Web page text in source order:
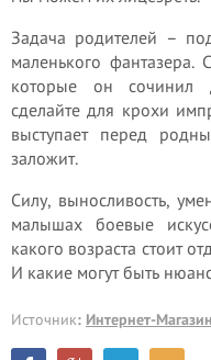
Задача родителей –
маленького фантазера.
которые он сочинил
сделайте для крохи
выступает перед
заложит.
Силу, выносливость,
малышах боевые
какого возраста стоит
И какие могут быть
Источник: Интернет-